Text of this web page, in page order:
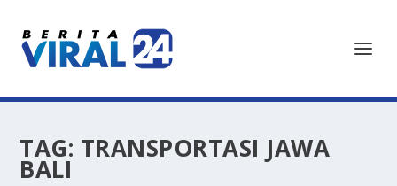
TAG: TRANSPORTASI JAWA
BALI